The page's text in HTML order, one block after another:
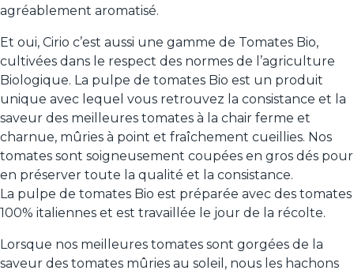
agréablement aromatisé.
Et oui, Cirio c’est aussi une gamme de Tomates Bio,
cultivées dans le respect des normes de l’agriculture
Biologique. La pulpe de tomates Bio est un produit
unique avec lequel vous retrouvez la consistance et la
saveur des meilleures tomates à la chair ferme et
charnue, mûries à point et fraîchement cueillies. Nos
tomates sont soigneusement coupées en gros dés pour
en préserver toute la qualité et la consistance.
La pulpe de tomates Bio est préparée avec des tomates
100% italiennes et est travaillée le jour de la récolte.
Lorsque nos meilleures tomates sont gorgées de la
saveur des tomates mûries au soleil, nous les hachons